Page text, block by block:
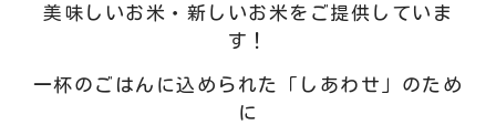
美味しいお米・新しいお米をご提供していま
す！
一杯のごはんに込められた「しあわせ」のため
に